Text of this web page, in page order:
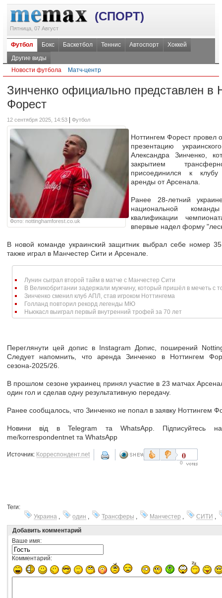
(СПОРТ)
Пятница, 07 Август
Футбол Бокс Баскетбол Теннис Автоспорт
Хоккей
Другие виды
Новости футбола
Матч-центр
Зинченко официально представлен в
Форест
12 сентября 2025, 14:53 Футбол
Фото: nottinghamforest.co.uk
Ноттингем Форест провел
презентацию
Александра Зинченко,
закрытием
присоединился к
аренды от Арсенала.
Ранее 28-летний
национальной
квалификации
впервые надел форму
В новой команде украинский защитник выбрал себе номер
также играл в Манчестер Сити и Арсенале.
Лунин сыграл второй тайм в матче с Манчестер Сити
В Великобритании задержали мужчину, который пришёл в мечеть с
Зинченко сменил клуб АПЛ, став игроком Ноттингема
Голланд повторил рекорд легенды МЮ
Ньюкасл выиграл первый внутренний трофей за 70 лет
Переглянути цей допис в Instagram Допис, поширений
Следует напомнить, что аренда Зинченко в Ноттингем
сезона-2025/26.
В прошлом сезоне украинец принял участие в 23 матчах
один гол и сделав одну результативную передачу.
Ранее сообщалось, что Зинченко не попал в заявку Ноттингем
Новини від в Telegram та WhatsApp. Підписуйтесь
me/korrespondentnet та WhatsApp
Источник: Корреспондент.net 0
0
Теги:
Украина , один , Трансферы , Манчестер , СИТИ ,
Добавить комментарий
Ваше имя:
Комментарий: